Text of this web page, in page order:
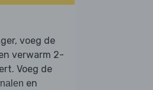
voeg de
verwarm 2-
Voeg de
en